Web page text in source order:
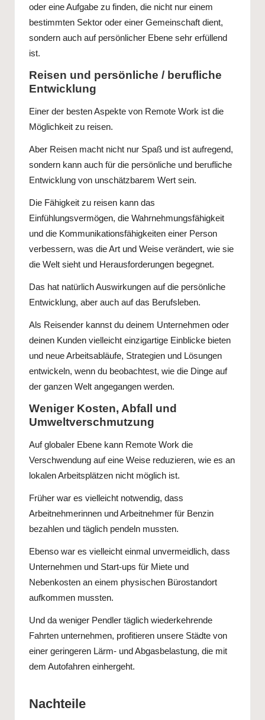
oder eine Aufgabe zu finden, die nicht nur einem
bestimmten Sektor oder einer Gemeinschaft dient,
sondern auch auf persönlicher Ebene sehr erfüllend
ist.
Reisen und persönliche / berufliche
Entwicklung
Einer der besten Aspekte von Remote Work ist die
Möglichkeit zu reisen.
Aber Reisen macht nicht nur Spaß und ist aufregend,
sondern kann auch für die persönliche und berufliche
Entwicklung von unschätzbarem Wert sein.
Die Fähigkeit zu reisen kann das
Einfühlungsvermögen, die Wahrnehmungsfähigkeit
und die Kommunikationsfähigkeiten einer Person
verbessern, was die Art und Weise verändert, wie sie
die Welt sieht und Herausforderungen begegnet.
Das hat natürlich Auswirkungen auf die persönliche
Entwicklung, aber auch auf das Berufsleben.
Als Reisender kannst du deinem Unternehmen oder
deinen Kunden vielleicht einzigartige Einblicke bieten
und neue Arbeitsabläufe, Strategien und Lösungen
entwickeln, wenn du beobachtest, wie die Dinge auf
der ganzen Welt angegangen werden.
Weniger Kosten, Abfall und
Umweltverschmutzung
Auf globaler Ebene kann Remote Work die
Verschwendung auf eine Weise reduzieren, wie es an
lokalen Arbeitsplätzen nicht möglich ist.
Früher war es vielleicht notwendig, dass
Arbeitnehmerinnen und Arbeitnehmer für Benzin
bezahlen und täglich pendeln mussten.
Ebenso war es vielleicht einmal unvermeidlich, dass
Unternehmen und Start-ups für Miete und
Nebenkosten an einem physischen Bürostandort
aufkommen mussten.
Und da weniger Pendler täglich wiederkehrende
Fahrten unternehmen, profitieren unsere Städte von
einer geringeren Lärm- und Abgasbelastung, die mit
dem Autofahren einhergeht.
Nachteile